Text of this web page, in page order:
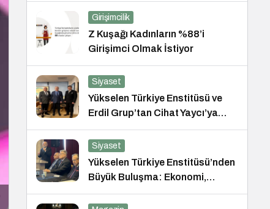
Girişimcilik
Z Kuşağı Kadınların %88’i
Girişimci Olmak İstiyor
Siyaset
Yükselen Türkiye Enstitüsü ve
Erdil Grup’tan Cihat Yaycı’ya
Anlamlı Ziyaret
Siyaset
Yükselen Türkiye Enstitüsü’nden
Büyük Buluşma: Ekonomi,
Güvenlik Politikaları ve Hukuk
Konferansı